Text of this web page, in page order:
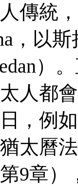
傳統
，以
）
人都
，例
太曆
9章）